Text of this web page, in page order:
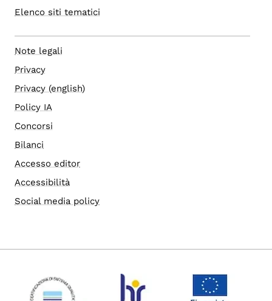
Elenco siti tematici
Note legali
Privacy
Privacy (english)
Policy IA
Concorsi
Bilanci
Accesso editor
Accessibilità
Social media policy